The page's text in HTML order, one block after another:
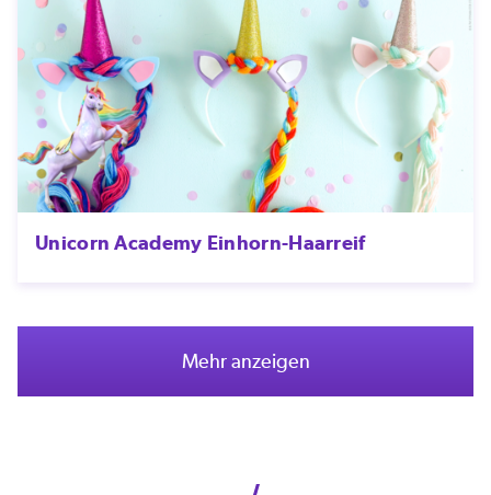
Unicorn Academy Einhorn-Haarreif
Mehr anzeigen